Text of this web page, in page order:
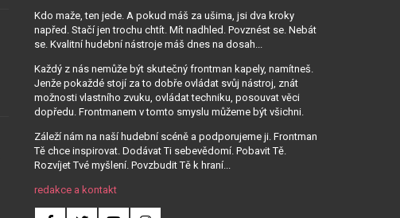
Kdo maže, ten jede. A pokud máš za ušima, jsi dva kroky
napřed. Stačí jen trochu chtít. Mít nadhled. Povznést se. Nebát
se. Kvalitní hudební nástroje máš dnes na dosah...
Každý z nás nemůže být skutečný frontman kapely, namítneš.
Jenže pokaždé stojí za to dobře ovládat svůj nástroj, znát
možnosti vlastního zvuku, ovládat techniku, posouvat věci
dopředu. Frontmanem v tomto smyslu můžeme být všichni.
Záleží nám na naší hudební scéně a podporujeme ji. Frontman
Tě chce inspirovat. Dodávat Ti sebevědomí. Pobavit Tě.
Rozvíjet Tvé myšlení. Povzbudit Tě k hraní...
redakce a kontakt